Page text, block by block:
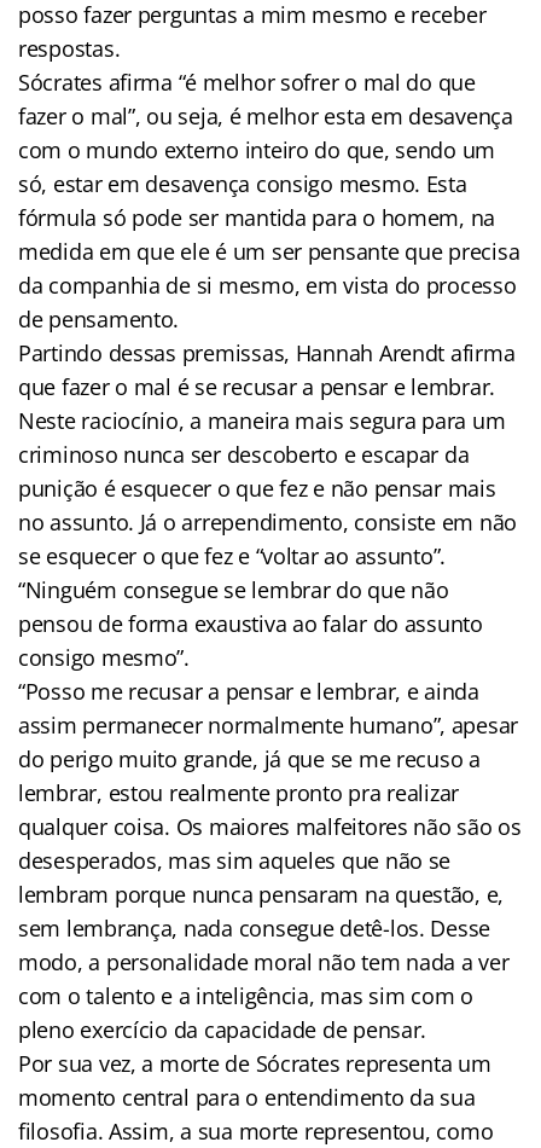
posso fazer perguntas a mim mesmo e receber
respostas.
Sócrates afirma “é melhor sofrer o mal do que
fazer o mal”, ou seja, é melhor esta em desavença
com o mundo externo inteiro do que, sendo um
só, estar em desavença consigo mesmo. Esta
fórmula só pode ser mantida para o homem, na
medida em que ele é um ser pensante que precisa
da companhia de si mesmo, em vista do processo
de pensamento.
Partindo dessas premissas, Hannah Arendt afirma
que fazer o mal é se recusar a pensar e lembrar.
Neste raciocínio, a maneira mais segura para um
criminoso nunca ser descoberto e escapar da
punição é esquecer o que fez e não pensar mais
no assunto. Já o arrependimento, consiste em não
se esquecer o que fez e “voltar ao assunto”.
“Ninguém consegue se lembrar do que não
pensou de forma exaustiva ao falar do assunto
consigo mesmo”.
“Posso me recusar a pensar e lembrar, e ainda
assim permanecer normalmente humano”, apesar
do perigo muito grande, já que se me recuso a
lembrar, estou realmente pronto pra realizar
qualquer coisa. Os maiores malfeitores não são os
desesperados, mas sim aqueles que não se
lembram porque nunca pensaram na questão, e,
sem lembrança, nada consegue detê-los. Desse
modo, a personalidade moral não tem nada a ver
com o talento e a inteligência, mas sim com o
pleno exercício da capacidade de pensar.
Por sua vez, a morte de Sócrates representa um
momento central para o entendimento da sua
filosofia. Assim, a sua morte representou, como